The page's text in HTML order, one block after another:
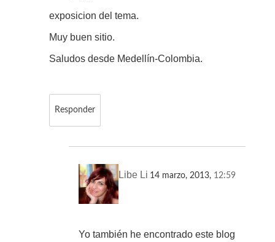
exposicion del tema.
Muy buen sitio.
Saludos desde Medellín-Colombia.
Responder
Libe Li 14 marzo, 2013, 12:59
Yo también he encontrado este blog